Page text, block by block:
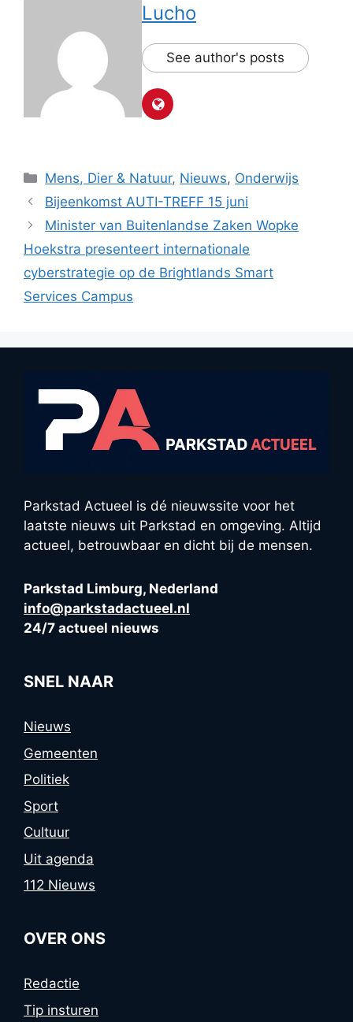
Lucho
See author's posts
Categorieën
Mens, Dier & Natuur, Nieuws, Onderwijs
Bijeenkomst AUTI-TREFF 15 juni
Minister van Buitenlandse Zaken Wopke
Hoekstra presenteert internationale
cyberstrategie op de Brightlands Smart
Services Campus
Parkstad Actueel is dé nieuwssite voor het
laatste nieuws uit Parkstad en omgeving. Altijd
actueel, betrouwbaar en dicht bij de mensen.
Parkstad Limburg, Nederland
info@parkstadactueel.nl
24/7 actueel nieuws
SNEL NAAR
Nieuws
Gemeenten
Politiek
Sport
Cultuur
Uit agenda
112 Nieuws
OVER ONS
Redactie
Tip insturen